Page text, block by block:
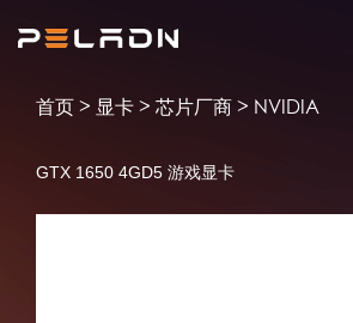
首页 > 显卡 > 芯片厂商 > NVIDIA
GTX 1650 4GD5 游戏显卡